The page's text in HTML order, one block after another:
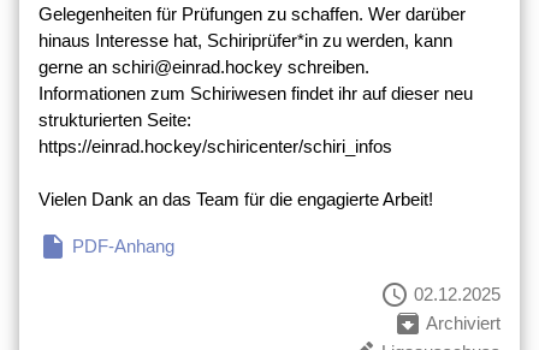
Gelegenheiten für Prüfungen zu schaffen. Wer darüber
hinaus Interesse hat, Schiriprüfer*in zu werden, kann
gerne an schiri@einrad.hockey schreiben.
Informationen zum Schiriwesen findet ihr auf dieser neu
strukturierten Seite:
https://einrad.hockey/schiricenter/schiri_infos
Vielen Dank an das Team für die engagierte Arbeit!
insert_drive_file PDF-Anhang
schedule 02.12.2025
archive Archiviert